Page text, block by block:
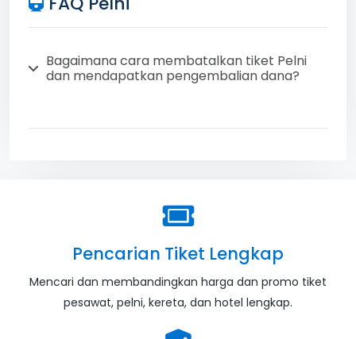
Bagaimana cara membatalkan tiket Pelni
dan mendapatkan pengembalian dana?
Pencarian Tiket Lengkap
Mencari dan membandingkan harga dan promo tiket
pesawat, pelni, kereta, dan hotel lengkap.